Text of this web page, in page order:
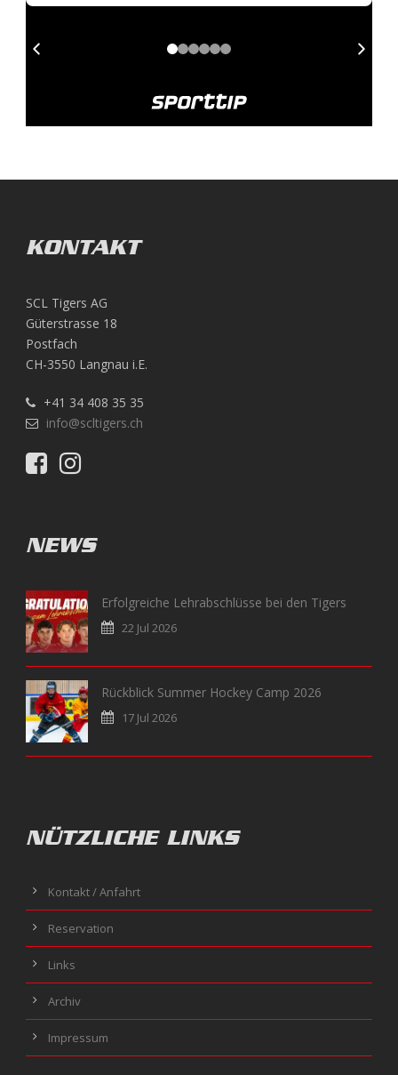
KONTAKT
SCL Tigers AG
Güterstrasse 18
Postfach
CH-3550 Langnau i.E.
+41 34 408 35 35
info@scltigers.ch
NEWS
Erfolgreiche Lehrabschlüsse bei den Tigers
22 Jul 2026
Rückblick Summer Hockey Camp 2026
17 Jul 2026
NÜTZLICHE LINKS
Kontakt / Anfahrt
Reservation
Links
Archiv
Impressum